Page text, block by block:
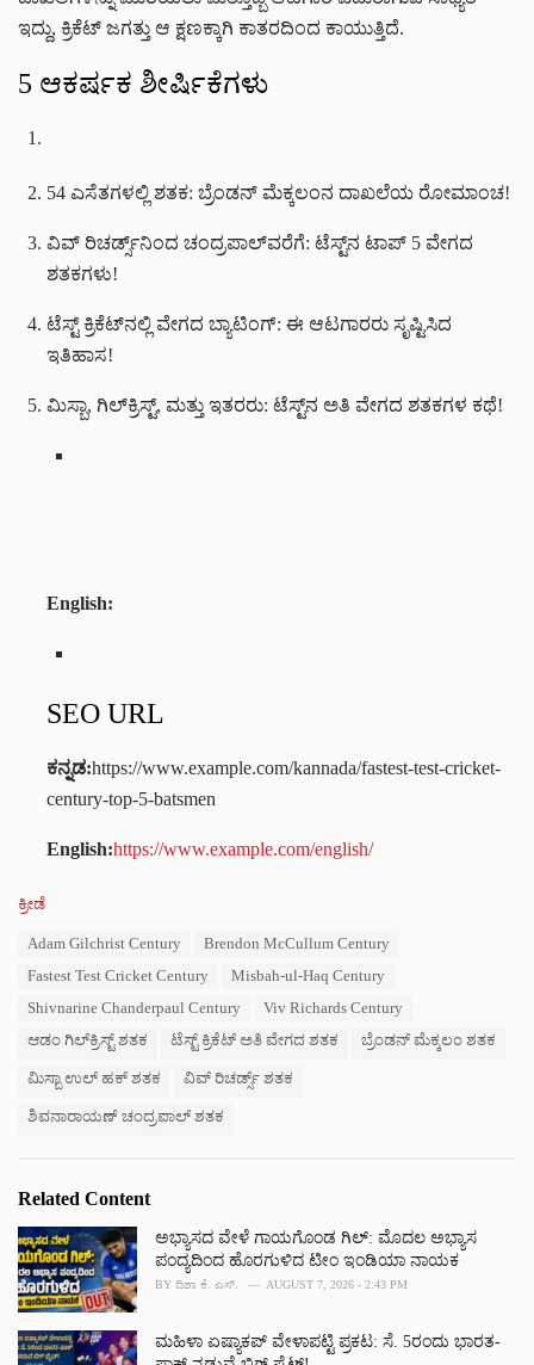
ಇದ್ದು, ಕ್ರಿಕೆಟ್ ಜಗತ್ತು ಆ ಕ್ಷಣಕ್ಕಾಗಿ ಕಾತರದಿಂದ ಕಾಯುತ್ತಿದೆ.
5 ಆಕರ್ಷಕ ಶೀರ್ಷಿಕೆಗಳು
54 ಎಸೆತಗಳಲ್ಲಿ ಶತಕ: ಬ್ರೆಂಡನ್ ಮೆಕ್ಕಲಂನ ದಾಖಲೆಯ ರೋಮಾಂಚ!
ವಿವ್ ರಿಚರ್ಡ್ಸ್‌ನಿಂದ ಚಂದ್ರಪಾಲ್‌ವರೆಗೆ: ಟೆಸ್ಟ್‌ನ ಟಾಪ್ 5 ವೇಗದ
ಶತಕಗಳು!
ಟೆಸ್ಟ್ ಕ್ರಿಕೆಟ್‌ನಲ್ಲಿ ವೇಗದ ಬ್ಯಾಟಿಂಗ್: ಈ ಆಟಗಾರರು ಸೃಷ್ಟಿಸಿದ
ಇತಿಹಾಸ!
ಮಿಸ್ಬಾ, ಗಿಲ್‌ಕ್ರಿಸ್ಟ್, ಮತ್ತು ಇತರರು: ಟೆಸ್ಟ್‌ನ ಅತಿ ವೇಗದ ಶತಕಗಳ ಕಥೆ!
English:
SEO URL
ಕನ್ನಡ:https://www.example.com/kannada/fastest-test-cricket-
century-top-5-batsmen
English:https://www.example.com/english/
C
ಕ್ರೀಡೆ
Adam Gilchrist Century
Brendon McCullum Century
Fastest Test Cricket Century
Misbah-ul-Haq Century
Shivnarine Chanderpaul Century
Viv Richards Century
ಆಡಂ ಗಿಲ್‌ಕ್ರಿಸ್ಟ್ ಶತಕ
ಟೆಸ್ಟ್ ಕ್ರಿಕೆಟ್ ಅತಿ ವೇಗದ ಶತಕ ಬ್ರೆಂಡನ್ ಮೆಕ್ಕಲಂ ಶತಕ
ಮಿಸ್ಬಾ ಉಲ್ ಹಕ್ ಶತಕ ವಿವ್ ರಿಚರ್ಡ್ಸ್ ಶತಕ
ಶಿವನಾರಾಯಣ್ ಚಂದ್ರಪಾಲ್ ಶತಕ
Related Content
ಅಭ್ಯಾಸದ ವೇಳೆ ಗಾಯಗೊಂಡ ಗಿಲ್: ಮೊದಲ ಅಭ್ಯಾಸ
ಪಂದ್ಯದಿಂದ ಹೊರಗುಳಿದ ಟೀಂ ಇಂಡಿಯಾ ನಾಯಕ
BY ದಿಶಾ ಕೆ. ಎಸ್. AUGUST 7, 2026 - 2:43 PM
ಮಹಿಳಾ ಏಷ್ಯಾಕಪ್ ವೇಳಾಪಟ್ಟಿ ಪ್ರಕಟ: ಸೆ. 5ರಂದು ಭಾರತ-